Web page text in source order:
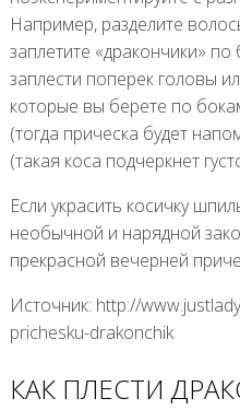
Например, разделите
заплетите «дракончики»
заплести поперек головы
которые вы берете по
(тогда прическа будет
(такая коса подчеркнет
Если украсить косичку
необычной и нарядной
прекрасной вечерней
Источник: http://
prichesku-drakonchik
КАК ПЛЕСТИ